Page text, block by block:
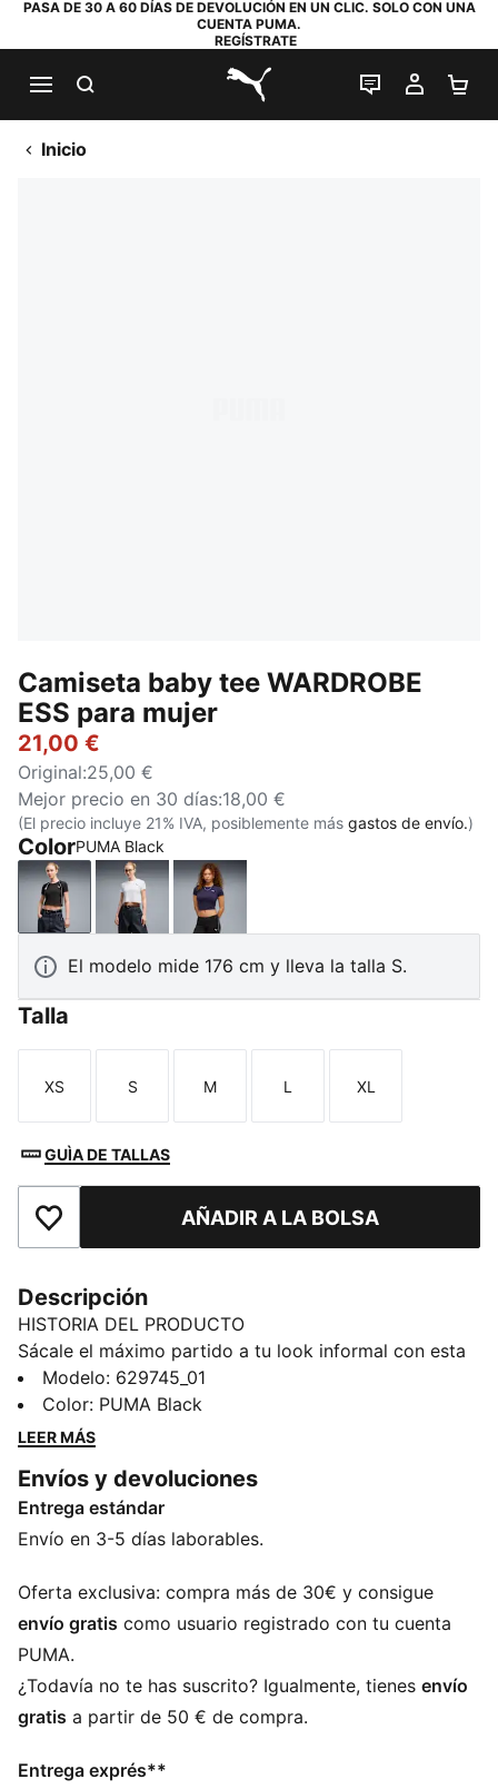
PASA DE 30 A 60 DÍAS DE DEVOLUCIÓN EN UN CLIC. SOLO CON UNA
CUENTA PUMA.
REGÍSTRATE
PUMA.com
CHAT EN
MI
Inicio
Camiseta baby tee WARDROBE
ESS para mujer
21,00 €
Original:25,00 €
Mejor precio en 30 días:18,00 €
(El precio incluye 21% IVA, posiblemente más gastos de envío.)
ColorPUMA Black
PUMA BlackPUMA WhiteDeep Plum
El modelo mide 176 cm y lleva la talla S.
Talla
Talla
XS
Talla
S
Talla
M
Talla
L
Talla
XL
GUÌA DE TALLAS
Añade a favoritosAÑADIR A LA BOLSA
Descripción
HISTORIA DEL PRODUCTO
Sácale el máximo partido a tu look informal con esta
minicamiseta. Gracias a sus sutiles detalles, es ideal si
te gusta vestir un look sencillo pero llamativo. Domina
tu estilo con PUMA y haz que cada día sea
DETALLES
Corte semiajustado
Punto simple
Cuello redondo
Manga corta
Detalles de la marca PUMA
Modelo: 629745_01
Color: PUMA Black
LEER MÁS
Envíos y devoluciones
Entrega estándar
Envío en 3-5 días laborables.
Oferta exclusiva: compra más de 30€ y consigue
envío gratis como usuario registrado con tu cuenta
PUMA.
¿Todavía no te has suscrito? Igualmente, tienes envío
gratis a partir de 50 € de compra.
Entrega exprés**